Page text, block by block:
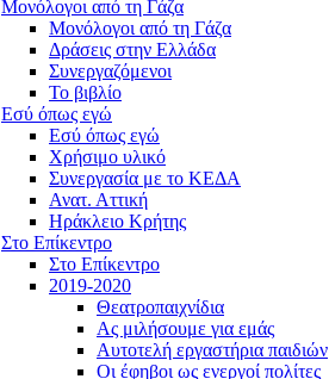
Μονόλογοι από τη Γάζα
Μονόλογοι από τη Γάζα
Δράσεις στην Ελλάδα
Συνεργαζόμενοι
To βιβλίο
Εσύ όπως εγώ
Εσύ όπως εγώ
Χρήσιμο υλικό
Συνεργασία με το ΚΕΔΑ
Ανατ. Αττική
Ηράκλειο Κρήτης
Στο Επίκεντρο
Στο Επίκεντρο
2019-2020
Θεατροπαιχνίδια
Ας μιλήσουμε για εμάς
Αυτοτελή εργαστήρια παιδιών
Οι έφηβοι ως ενεργοί πολίτες